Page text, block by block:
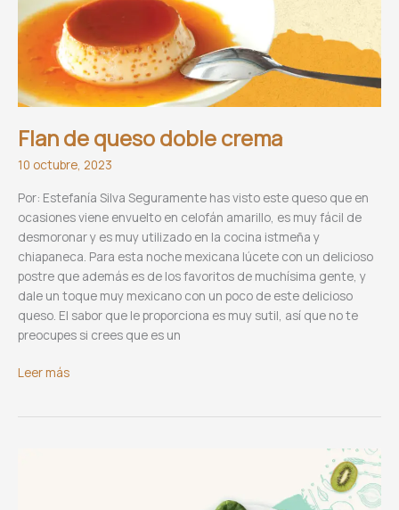
Flan de queso doble crema
10 octubre, 2023
Por: Estefanía Silva Seguramente has visto este queso que en
ocasiones viene envuelto en celofán amarillo, es muy fácil de
desmoronar y es muy utilizado en la cocina istmeña y
chiapaneca. Para esta noche mexicana lúcete con un delicioso
postre que además es de los favoritos de muchísima gente, y
dale un toque muy mexicano con un poco de este delicioso
queso. El sabor que le proporciona es muy sutil, así que no te
preocupes si crees que es un
Flan
Leer más